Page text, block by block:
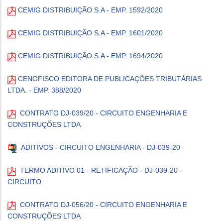
CEMIG DISTRIBUIÇÃO S.A - EMP. 1592/2020
CEMIG DISTRIBUIÇÃO S.A - EMP. 1601/2020
CEMIG DISTRIBUIÇÃO S.A - EMP. 1694/2020
CENOFISCO EDITORA DE PUBLICAÇÕES TRIBUTÁRIAS
LTDA. - EMP. 388/2020
CONTRATO DJ-039/20 - CIRCUITO ENGENHARIA E
CONSTRUÇÕES LTDA
ADITIVOS - CIRCUITO ENGENHARIA - DJ-039-20
TERMO ADITIVO 01 - RETIFICAÇÃO - DJ-039-20 -
CIRCUITO
CONTRATO DJ-056/20 - CIRCUITO ENGENHARIA E
CONSTRUÇÕES LTDA